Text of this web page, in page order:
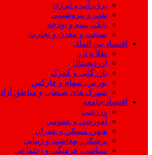
برق، آب و انرژی
نفت و پتروشیمی
بانک، بیمه و بودجه
صنعت و معدن و تجارت
اقتصاد بین الملل
طلا و ارز
ارزدیجیتال
بازرگانی و گمرک
بورس، سهام و فارکس
شهرک های صنعتی و مناطق آزاد
اقتصاد جامعه
ورزشی
آموزشی و عمومی
شهر، مسکن و عمران
پزشکی، بهداشت و زیبایی
سیاسی، فرهنگی و اجتماعی